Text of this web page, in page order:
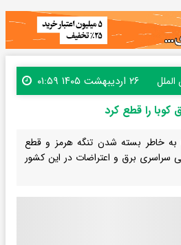
الملل ۲۶ اردیبهشت ۱۴۰۵ ۰۱:۵۹
را قطع کرد
را به خاطر بسته شدن تنگه هرمز و قطع
برق و اعتراضات در این کشور